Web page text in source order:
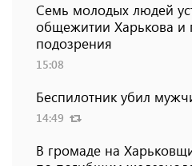
Семь молодых людей
общежитии Харькова и
подозрения
15:08
Беспилотник убил
14:49
В громаде на